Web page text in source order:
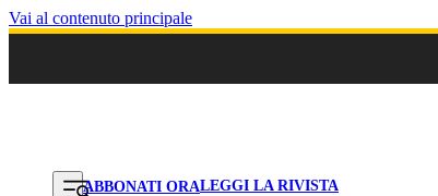
Vai al contenuto principale
ABBONATI ORALEGGI LA RIVISTA